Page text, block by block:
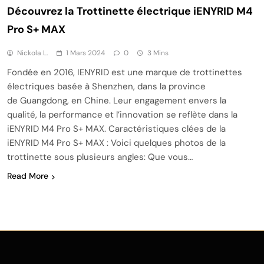
Découvrez la Trottinette électrique iENYRID M4
Pro S+ MAX
Nickola L. 1 Mars 2024 0 3 Mins
Fondée en 2016, IENYRID est une marque de trottinettes
électriques basée à Shenzhen, dans la province
de Guangdong, en Chine. Leur engagement envers la
qualité, la performance et l’innovation se reflète dans la
iENYRID M4 Pro S+ MAX. Caractéristiques clées de la
iENYRID M4 Pro S+ MAX : Voici quelques photos de la
trottinette sous plusieurs angles: Que vous…
Read More